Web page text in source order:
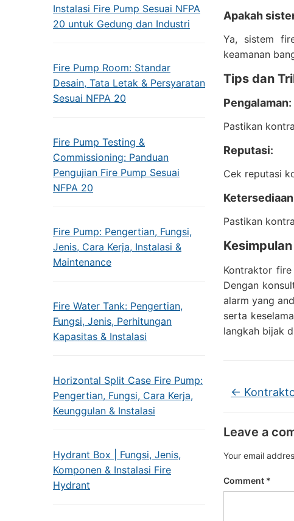
Instalasi Fire Pump Sesuai NFPA
20 untuk Gedung dan Industri
Fire Pump Room: Standar
Desain, Tata Letak & Persyaratan
Sesuai NFPA 20
Fire Pump Testing &
Commissioning: Panduan
Pengujian Fire Pump Sesuai
NFPA 20
Fire Pump: Pengertian, Fungsi,
Jenis, Cara Kerja, Instalasi &
Maintenance
Fire Water Tank: Pengertian,
Fungsi, Jenis, Perhitungan
Kapasitas & Instalasi
Horizontal Split Case Fire Pump:
Pengertian, Fungsi, Cara Kerja,
Keunggulan & Instalasi
Hydrant Box | Fungsi, Jenis,
Komponen & Instalasi Fire
Hydrant
Apakah
Ya, sistem
keamanan
Tips dan
Pengalaman:
Pastikan
Reputasi:
Cek reputasi
Pastikan
Kesimpulan
Kontraktor
Dengan
alarm yang
serta
langkah bijak
←
Leave a
Your email
Comment *